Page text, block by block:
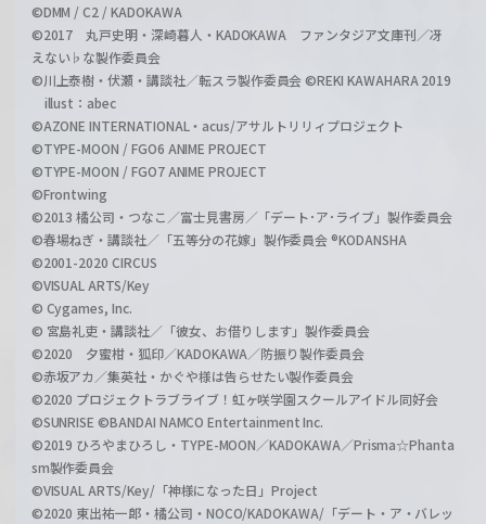
©DMM / C2 / KADOKAWA
©2017 丸戸史明・深崎暮人・KADOKAWA ファンタジア文庫刊／冴
えない♭な製作委員会
©川上泰樹・伏瀬・講談社／転スラ製作委員会 ©REKI KAWAHARA 2019
illust：abec
©AZONE INTERNATIONAL・acus/アサルトリリィプロジェクト
©TYPE-MOON / FGO6 ANIME PROJECT
©TYPE-MOON / FGO7 ANIME PROJECT
©Frontwing
©2013 橘公司・つなこ／富士見書房／「デート･ア･ライブ」製作委員会
©春場ねぎ・講談社／「五等分の花嫁」製作委員会 ®KODANSHA
©2001-2020 CIRCUS
©VISUAL ARTS/Key
© Cygames, Inc.
© 宮島礼吏・講談社／「彼女、お借りします」製作委員会
©2020 夕蜜柑・狐印／KADOKAWA／防振り製作委員会
©赤坂アカ／集英社・かぐや様は告らせたい製作委員会
©2020 プロジェクトラブライブ！虹ヶ咲学園スクールアイドル同好会
©SUNRISE ©BANDAI NAMCO Entertainment Inc.
©2019 ひろやまひろし・TYPE-MOON／KADOKAWA／Prisma☆Phanta
sm製作委員会
©VISUAL ARTS/Key/「神様になった日」Project
©2020 東出祐一郎・橘公司・NOCO/KADOKAWA/「デート・ア・バレッ